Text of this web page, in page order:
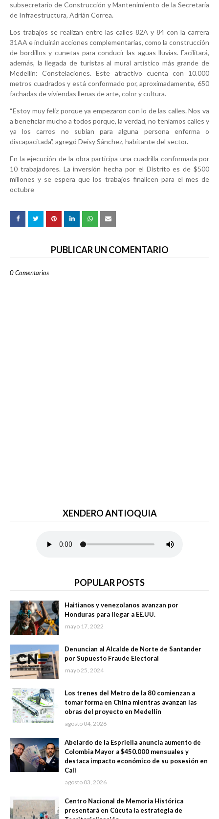
subsecretario de Construcción y Mantenimiento de la Secretaría
de Infraestructura, Adrián Correa.
Los trabajos se realizan entre las calles 82A y 84 con la carrera
31AA e incluirán acciones complementarias, como la construcción
de bordillos y cunetas para conducir las aguas lluvias. Facilitará,
además, la llegada de turistas al mural artístico más grande de
Medellín: Constelaciones. Este atractivo cuenta con 10.000
metros cuadrados y está conformado por, aproximadamente, 650
fachadas de viviendas llenas de arte, color y cultura.
“Estoy muy feliz porque ya empezaron con lo de las calles. Nos va
a beneficiar mucho a todos porque, la verdad, no teníamos calles y
ya los carros no subían para alguna persona enferma o
discapacitada”, agregó Deisy Sánchez, habitante del sector.
En la ejecución de la obra participa una cuadrilla conformada por
10 trabajadores. La inversión hecha por el Distrito es de $500
millones y se espera que los trabajos finalicen para el mes de
octubre
PUBLICAR UN COMENTARIO
0 Comentarios
XENDERO ANTIOQUIA
POPULAR POSTS
Haitianos y venezolanos avanzan por
Honduras para llegar a EE.UU.
mayo 17, 2022
Denuncian al Alcalde de Norte de Santander
por Supuesto Fraude Electoral
mayo 25, 2024
Los trenes del Metro de la 80 comienzan a
tomar forma en China mientras avanzan las
obras del proyecto en Medellín
agosto 04, 2026
Abelardo de la Espriella anuncia aumento de
Colombia Mayor a $450.000 mensuales y
destaca impacto económico de su posesión en
Cali
agosto 03, 2026
Centro Nacional de Memoria Histórica
presentará en Cúcuta la estrategia de